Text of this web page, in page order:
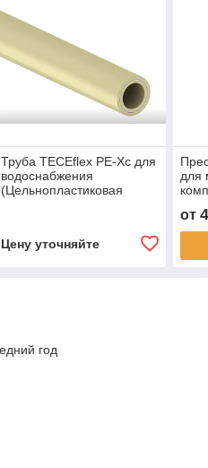
Труба TECEflex PE-Xc для
водоснабжения
(Цельнопластиковая
Цену уточняйте
для
от
год